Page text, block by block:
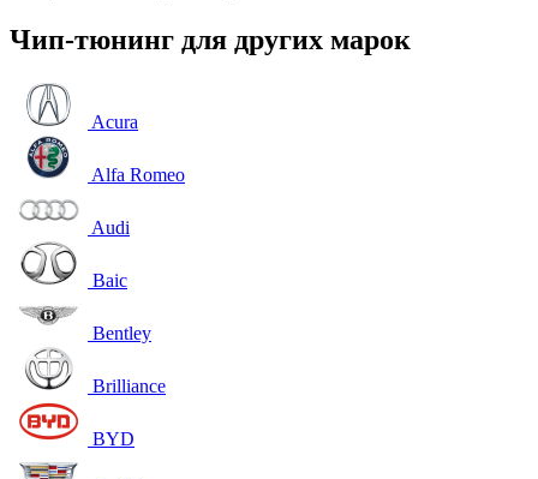
Чип-тюнинг для других марок
Acura
Alfa Romeo
Audi
Baic
Bentley
Brilliance
BYD